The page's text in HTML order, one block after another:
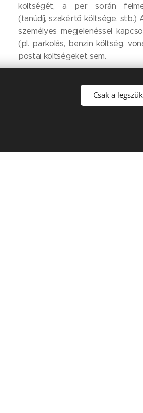
költségét, a per során
(tanúdíj, szakértő költsége, stb.)
személyes megjelenéssel
(pl. parkolás, benzin költség,
postai költségeket sem.
árakról kérjen részletesebb
Csak a